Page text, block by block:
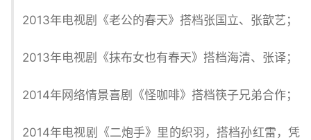
2013年电视剧《老公的春天》搭档张国立、张歆艺；
2013年电视剧《抹布女也有春天》搭档海清、张译；
2014年网络情景喜剧《怪咖啡》搭档筷子兄弟合作；
2014年电视剧《二炮手》里的织羽，搭档孙红雷，凭